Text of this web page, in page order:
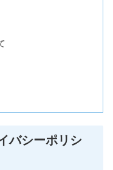
バシーポリシ